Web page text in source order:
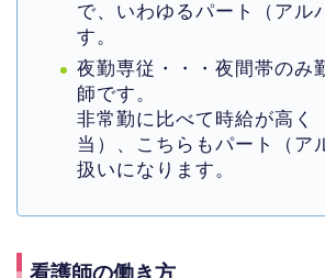
で、いわゆるパート（アル
す。
夜勤専従・・・夜間帯のみ
師です。
非常勤に比べて時給が高く
当）、こちらもパート（ア
扱いになります。
看護師の働き方